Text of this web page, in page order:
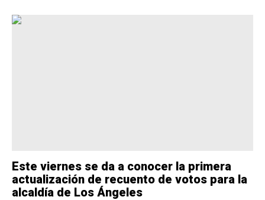
Este viernes se da a conocer la primera
actualización de recuento de votos para la
alcaldía de Los Ángeles